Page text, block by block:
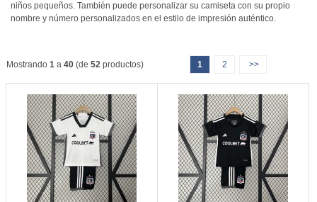
niños pequeños. También puede personalizar su camiseta con su propio
nombre y número personalizados en el estilo de impresión auténtico.
Mostrando 1a 40(de 52productos) 1 2 >>